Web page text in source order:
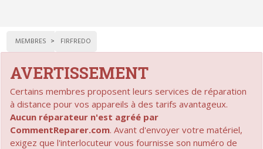
MEMBRES FIRFREDO
AVERTISSEMENT
Certains membres proposent leurs services de réparation
à distance pour vos appareils à des tarifs avantageux.
Aucun réparateur n'est agréé par
CommentReparer.com. Avant d'envoyer votre matériel,
exigez que l'interlocuteur vous fournisse son numéro de